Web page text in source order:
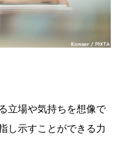
立場や気持ちを想像で
し示すことができる力